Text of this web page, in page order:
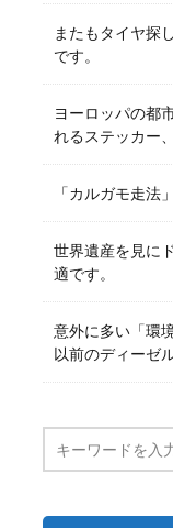
またもタイヤ探
です。
ヨーロッパの都
れるステッカー
「カルガモ走法
世界遺産を見に
適です。
意外に多い「環
以前のディーゼ